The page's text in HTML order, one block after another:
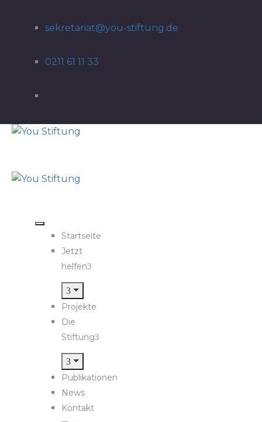
sekretariat@you-stiftung.de
0211 61 11 33
Startseite
Jetzt
helfen
Projekte
Die
Stiftung
Publikationen
News
Kontakt